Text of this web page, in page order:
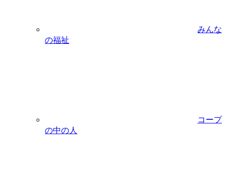
みんな
の福祉
コープ
の中の人